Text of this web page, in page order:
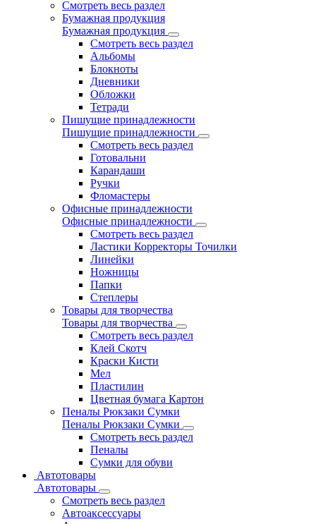
Смотреть весь раздел
Бумажная продукция
Бумажная продукция
Смотреть весь раздел
Альбомы
Блокноты
Дневники
Обложки
Тетради
Пишущие принадлежности
Пишущие принадлежности
Смотреть весь раздел
Готовальни
Карандаши
Ручки
Фломастеры
Офисные принадлежности
Офисные принадлежности
Смотреть весь раздел
Ластики Корректоры Точилки
Линейки
Ножницы
Папки
Степлеры
Товары для творчества
Товары для творчества
Смотреть весь раздел
Клей Скотч
Краски Кисти
Мел
Пластилин
Цветная бумага Картон
Пеналы Рюкзаки Сумки
Пеналы Рюкзаки Сумки
Смотреть весь раздел
Пеналы
Сумки для обуви
Автотовары
Автотовары
Смотреть весь раздел
Автоаксессуары